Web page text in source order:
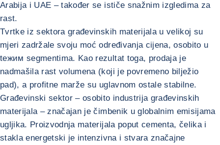
Arabija i UAE – također se ističe snažnim izgledima za
rast.
Tvrtke iz sektora građevinskih materijala u velikoj su
mjeri zadržale svoju moć određivanja cijena, osobito u
teжим segmentima. Kao rezultat toga, prodaja je
nadmašila rast volumena (koji je povremeno bilježio
pad), a profitne marže su uglavnom ostale stabilne.
Građevinski sektor – osobito industrija građevinskih
materijala – značajan je čimbenik u globalnim emisijama
ugljika. Proizvodnja materijala poput cementa, čelika i
stakla energetski je intenzivna i stvara značajne